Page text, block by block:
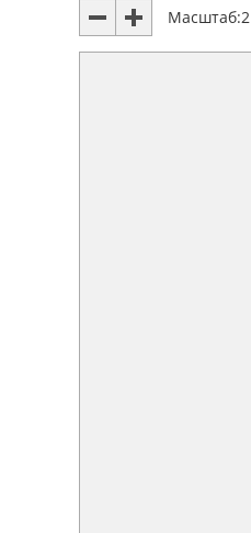
Масштаб:2